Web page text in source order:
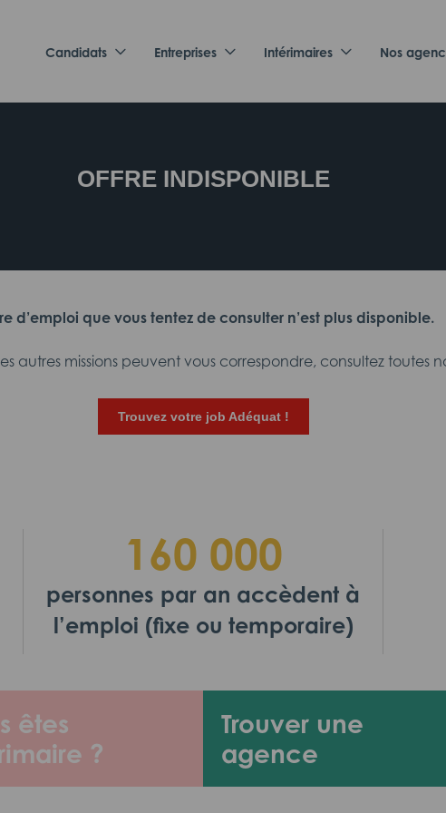
Candidats Entreprises Intérimaires Nos
OFFRE INDISPONIBLE
d’emploi que vous tentez de consulter n’est plus disponible.
autres missions peuvent vous correspondre, consultez toutes
Trouvez votre job Adéquat !
êtes
?
Trouver une
agence
160 000
personnes par an accèdent à
l’emploi (fixe ou temporaire)